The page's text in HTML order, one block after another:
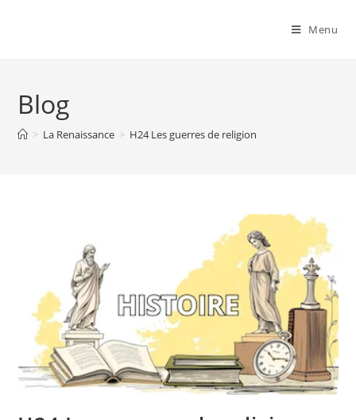
Menu
Blog
> La Renaissance > H24 Les guerres de religion